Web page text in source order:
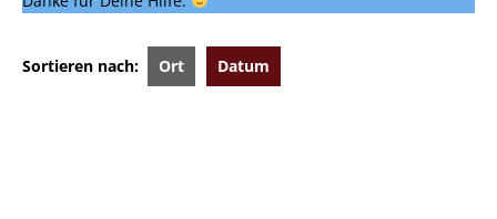
Sortieren nach: Ort Datum